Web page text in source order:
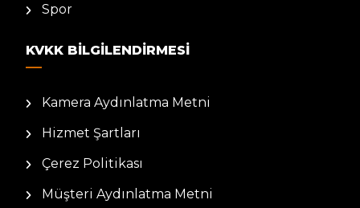
Spor
KVKK BILGILENDIRMESI
Kamera Aydınlatma Metni
Hizmet Şartları
Çerez Politikası
Müşteri Aydınlatma Metni